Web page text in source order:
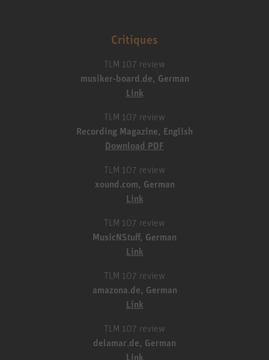
Critiques
TLM 107 review
musiker-board.de, German
Link
TLM 107 review
Recording Magazine, English
Download PDF
TLM 107 review
xound.com, German
Link
TLM 107 review
MusicNStuff, German
Link
TLM 107 review
amazona.de, German
Link
TLM 107 review
delamar.de, German
Link